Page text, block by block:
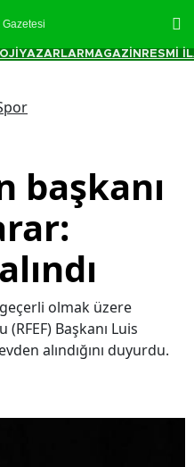
YAZARLAR MAGAZİN RESMİ
başkanı
geçerli olmak üzere
Başkanı Luis
alındığını duyurdu.